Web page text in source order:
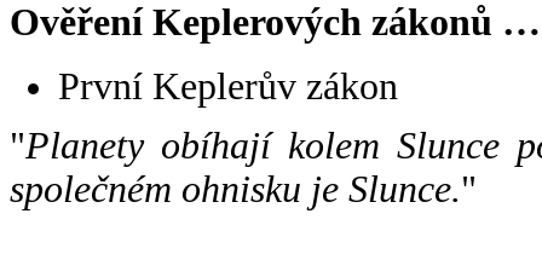
Ověření Keplerových zákonů …
První Keplerův zákon
"Planety obíhají kolem Slunce
společném ohnisku je Slunce."